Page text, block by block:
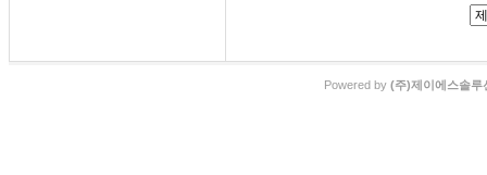
Powered by (주)제이에스솔루